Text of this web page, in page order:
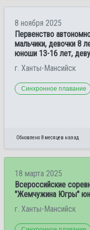
8 ноября 2025
Первенство
мальчики, девочки 8
юноши 13-16 лет,
г. Ханты-Мансийск
Синхронное плавание
Обновлено 8 месяцев назад
18 марта 2025
Всероссийские
"Жемчужина Югры"
г. Ханты-Мансийск